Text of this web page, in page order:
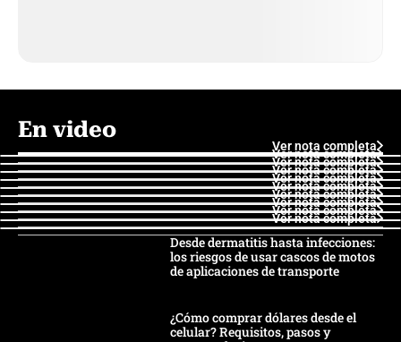
En video
Ver nota completa
Ver nota completa
Ver nota completa
Ver nota completa
Ver nota completa
Ver nota completa
Ver nota completa
Ver nota completa
Ver nota completa
Ver nota completa
Desde dermatitis hasta infecciones:
los riesgos de usar cascos de motos
de aplicaciones de transporte
¿Cómo comprar dólares desde el
celular? Requisitos, pasos y